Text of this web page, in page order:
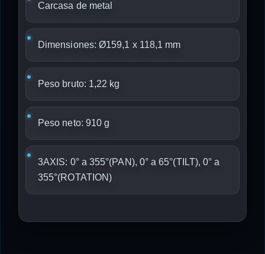
Carcasa de metal
Dimensiones: Ø159,1 x 118,1 mm
Peso bruto: 1,22 kg
Peso neto: 910 g
3AXIS: 0° a 355°(PAN), 0° a 65°(TILT), 0° a
355°(ROTATION)